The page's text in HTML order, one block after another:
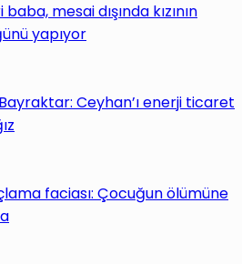
mesai dışında kızının
yapıyor
Ceyhan’ı enerji ticaret
faciası: Çocuğun ölümüne